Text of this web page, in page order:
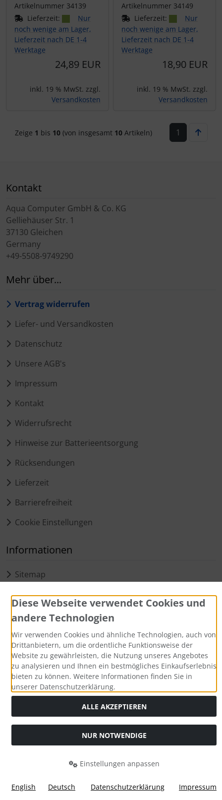
Artikelnummer 34139
Lieferzeit:
Nur
noch wenige am Lager,
Lieferzeit nach DE 1-4
Werktage
24,89 EUR
inkl. 19 % MwSt. zzgl.
Versandkosten
Artikelnummer 34149
Lieferzeit:
Nur
noch wenige am Lager,
Lieferzeit nach DE 1-4
Werktage
18,90 EUR
inkl. 19 % MwSt. zzgl.
Versandkosten
Zeige 1 bis 10(von insgesamt 10Artikeln) 1
Kontakt
Aqua Computer GmbH & Co. KG
Gelliehäuser Str. 1
37130 Gleichen
Germany
+49-5508-9749290
Mehr über...
Vertrag widerrufen
Liefer- und Versandkosten
Datenschutz
Unsere AGB's
Impressum
Kontakt
Widerrufsrecht
Hinweise zur Batterieentsorgung
Rücksendungen
Lieferzeit
Barrierefreiheit
Cookie Einstellungen
Informationen
Sitemap
Zahlungsmethoden
Alle Preise inkl. gesetzl. MwSt. zzgl.
durchgestrichenen Preise entsprechen dem bisherigen Preis
bei Aqua Computer Shop.
Aqua Computer GmbH & Co. KG © 2026. Alle Rechte
vorbehalten.
Diese Webseite verwendet Cookies und
andere Technologien
Wir verwenden Cookies und ähnliche Technologien, auch von
Drittanbietern, um die ordentliche Funktionsweise der
Website zu gewährleisten, die Nutzung unseres Angebotes
zu analysieren und Ihnen ein bestmögliches Einkaufserlebnis
bieten zu können. Weitere Informationen finden Sie in
unserer Datenschutzerklärung.
ALLE AKZEPTIEREN
NUR NOTWENDIGE
Einstellungen anpassen
English Deutsch Datenschutzerklärung Impressum